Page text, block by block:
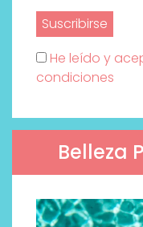
He leído y
condiciones
Belleza